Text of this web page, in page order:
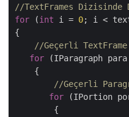
//TextFrames Dizisinde
for (int i = 0; i <
{
//Geçerli
for (IParagraph
    {
//Geçerli
for (IPortion
        {